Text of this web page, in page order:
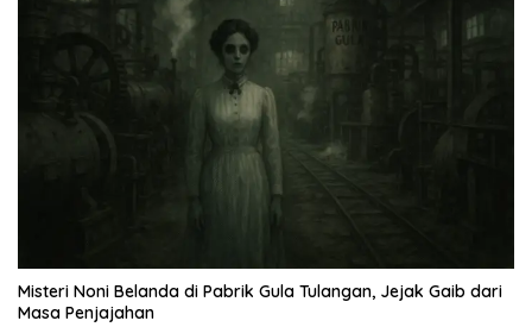
Misteri Noni Belanda di Pabrik Gula Tulangan, Jejak Gaib dari
Masa Penjajahan